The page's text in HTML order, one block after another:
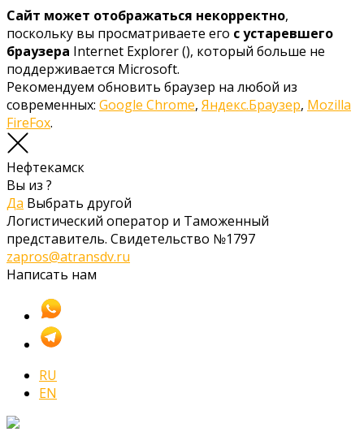
Сайт может отображаться некорректно,
поскольку вы просматриваете его с устаревшего
браузера Internet Explorer (), который больше не
поддерживается Microsoft.
Рекомендуем обновить браузер на любой из
современных: Google Chrome, Яндекс.Браузер, Mozilla
FireFox.
Нефтекамск
Вы из ?
Да Выбрать другой
Логистический оператор и Таможенный
представитель. Свидетельство №1797
zapros@atransdv.ru
Написать нам
RU
EN